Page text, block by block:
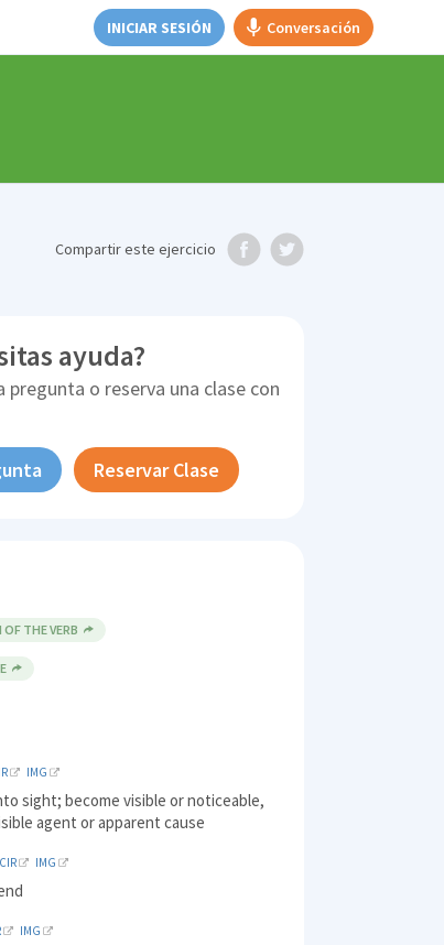
INICIAR SESIÓN Conversación
Compartireste ejercicio
ayuda?
pregunta o reserva una clase con
Reservar Clase
THE VERB
IMG
sight; become visible or noticeable,
agent or apparent cause
IMG
IMG